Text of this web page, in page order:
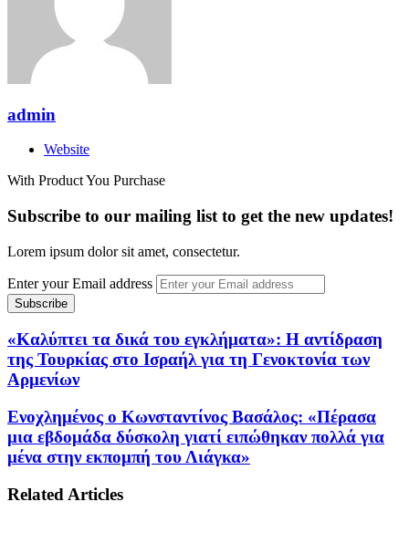
admin
Website
With Product You Purchase
Subscribe to our mailing list to get the new updates!
Lorem ipsum dolor sit amet, consectetur.
Enter your Email address
«Καλύπτει τα δικά του εγκλήματα»: Η αντίδραση
της Τουρκίας στο Ισραήλ για τη Γενοκτονία των
Αρμενίων
Ενοχλημένος ο Κωνσταντίνος Βασάλος: «Πέρασα
μια εβδομάδα δύσκολη γιατί ειπώθηκαν πολλά για
μένα στην εκπομπή του Λιάγκα»
Related Articles